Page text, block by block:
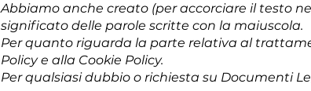
Abbiamo anche creato (per accorciare il testo
significato delle parole scritte con la maiuscola.
Per quanto riguarda la parte relativa al
Policy e alla Cookie Policy.
Per qualsiasi dubbio o richiesta su Documenti